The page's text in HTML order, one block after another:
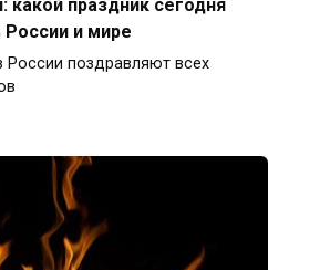
какой праздник сегодня
и мире
России поздравляют всех